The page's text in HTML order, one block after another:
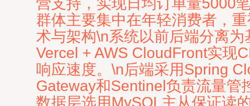
群体主要集中在年轻消费者，
术与架构\n系统以前后端分离
Vercel + AWS CloudFront实现
响应速度。\n后端采用Spring
Gateway和Sentinel负责流量管
数据层选用MySQL主从保证读